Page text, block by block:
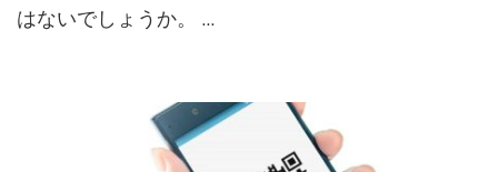
はないでしょうか。 …